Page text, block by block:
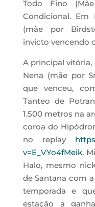
Todo Fino
Condicional. Em
(mãe por
invicto vencendo
A principal
Nena (mãe por
que venceu,
Tanteo de
1.500 metros na
coroa do
no replay
v=E_VYo4fMeik.
Halo, mesmo
de Santana com
temporada e
estação a